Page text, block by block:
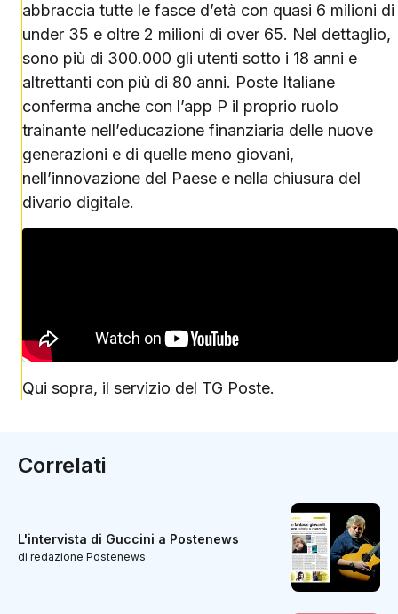
abbraccia tutte le fasce d’età con quasi 6 milioni di
under 35 e oltre 2 milioni di over 65. Nel dettaglio,
sono più di 300.000 gli utenti sotto i 18 anni e
altrettanti con più di 80 anni. Poste Italiane
conferma anche con l’app P il proprio ruolo
trainante nell’educazione finanziaria delle nuove
generazioni e di quelle meno giovani,
nell’innovazione del Paese e nella chiusura del
divario digitale.
Qui sopra, il servizio del TG Poste.
Correlati
L'intervista di Guccini a Postenews
di redazione Postenews